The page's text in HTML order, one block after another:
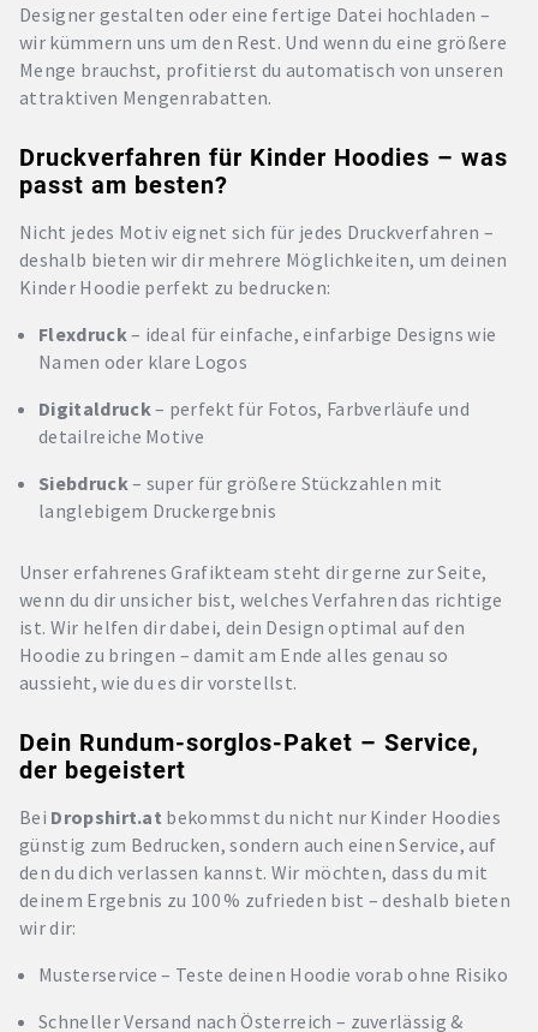
Designer gestalten oder eine fertige Datei hochladen –
wir kümmern uns um den Rest. Und wenn du eine größere
Menge brauchst, profitierst du automatisch von unseren
attraktiven Mengenrabatten.
Druckverfahren für Kinder Hoodies – was
passt am besten?
Nicht jedes Motiv eignet sich für jedes Druckverfahren –
deshalb bieten wir dir mehrere Möglichkeiten, um deinen
Kinder Hoodie perfekt zu bedrucken:
Flexdruck– ideal für einfache, einfarbige Designs wie
Namen oder klare Logos
Digitaldruck– perfekt für Fotos, Farbverläufe und
detailreiche Motive
Siebdruck– super für größere Stückzahlen mit
langlebigem Druckergebnis
Unser erfahrenes Grafikteam steht dir gerne zur Seite,
wenn du dir unsicher bist, welches Verfahren das richtige
ist. Wir helfen dir dabei, dein Design optimal auf den
Hoodie zu bringen – damit am Ende alles genau so
aussieht, wie du es dir vorstellst.
Dein Rundum-sorglos-Paket – Service,
der begeistert
Bei Dropshirt.at bekommst du nicht nur Kinder Hoodies
günstig zum Bedrucken, sondern auch einen Service, auf
den du dich verlassen kannst. Wir möchten, dass du mit
deinem Ergebnis zu 100 % zufrieden bist – deshalb bieten
wir dir:
Musterservice – Teste deinen Hoodie vorab ohne Risiko
Schneller Versand nach Österreich – zuverlässig &